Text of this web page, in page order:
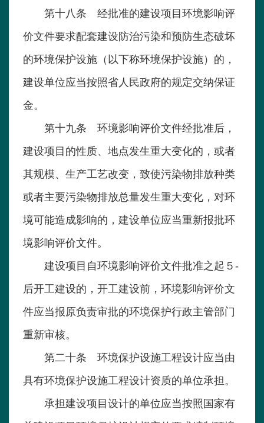
第十八条 经批准的建设项目环境影响评
价文件要求配套建设防治污染和预防生态破坏
的环境保护设施（以下称环境保护设施）的，
建设单位应当按照省人民政府的规定交纳保证
金。
第十九条 环境影响评价文件经批准后，
建设项目的性质、地点发生重大变化的，或者
其规模、生产工艺改变，致使污染物排放种类
或者主要污染物排放总量发生重大变化，对环
境可能造成影响的，建设单位应当重新报批环
境影响评价文件。
建设项目自环境影响评价文件批准之起５-
后开工建设的，开工建设前，环境影响评价文
件应当报原负责审批的环境保护行政主管部门
重新审核。
第二十条 环境保护设施工程设计应当由
具有环境保护设施工程设计资质的单位承担。
承担建设项目设计的单位应当按照国家有